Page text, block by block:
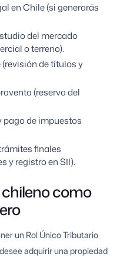
en Chile (si generarás
del mercado
o terreno).
de títulos y
(reserva del
pago de impuestos
finales
y registro en SII).
chileno como
un Rol Único Tributario
adquirir una propiedad